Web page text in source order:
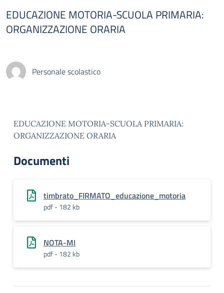
EDUCAZIONE MOTORIA-SCUOLA PRIMARIA:
ORGANIZZAZIONE ORARIA
Personale scolastico
EDUCAZIONE MOTORIA-SCUOLA PRIMARIA:
ORGANIZZAZIONE ORARIA
Documenti
timbrato_FIRMATO_educazione_motoria
pdf - 182 kb
NOTA-MI
pdf - 182 kb